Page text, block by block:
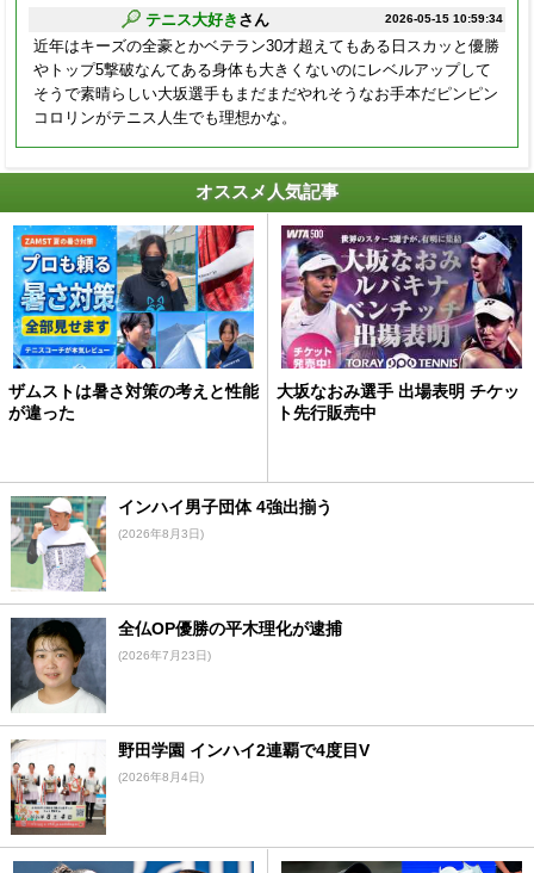
2026-05-15 10:59:34
テニス大好き さん
近年はキーズの全豪とかベテラン30才超えてもある日スカッと優勝
やトップ5撃破なんてある身体も大きくないのにレベルアップして
そうで素晴らしい大坂選手もまだまだやれそうなお手本だピンピン
コロリンがテニス人生でも理想かな。
オススメ人気記事
ザムストは暑さ対策の考えと性能
が違った
大坂なおみ選手 出場表明 チケッ
ト先行販売中
インハイ男子団体 4強出揃う
(2026年8月3日)
全仏OP優勝の平木理化が逮捕
(2026年7月23日)
野田学園 インハイ2連覇で4度目V
(2026年8月4日)